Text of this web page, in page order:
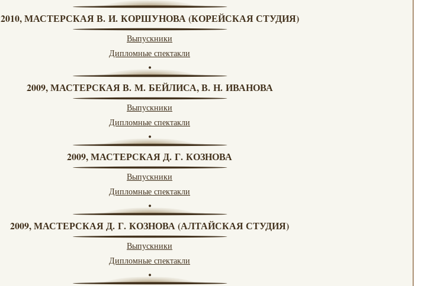
2010, МАСТЕРСКАЯ В. И. КОРШУНОВА (КОРЕЙСКАЯ СТУДИЯ)
Выпускники
Дипломные спектакли
2009, МАСТЕРСКАЯ В. М. БЕЙЛИСА, В. Н. ИВАНОВА
Выпускники
Дипломные спектакли
2009, МАСТЕРСКАЯ Д. Г. КОЗНОВА
Выпускники
Дипломные спектакли
2009, МАСТЕРСКАЯ Д. Г. КОЗНОВА (АЛТАЙСКАЯ СТУДИЯ)
Выпускники
Дипломные спектакли